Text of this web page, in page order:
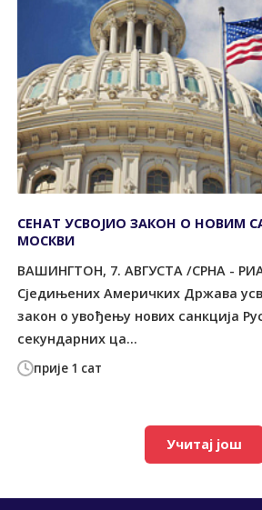
прије 1 сат
СЕНАТ УСВОЈИО ЗАКОН О НОВИМ
МОСКВИ
ВАШИНГТОН, 7. АВГУСТА /СРНА -
Сједињених Америчких Држава
закон о увођењу нових санкција
секундарних ца...
Учитај још